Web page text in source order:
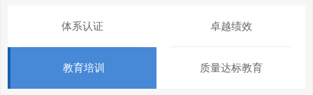
体系认证 卓越绩效
教育培训 质量达标教育